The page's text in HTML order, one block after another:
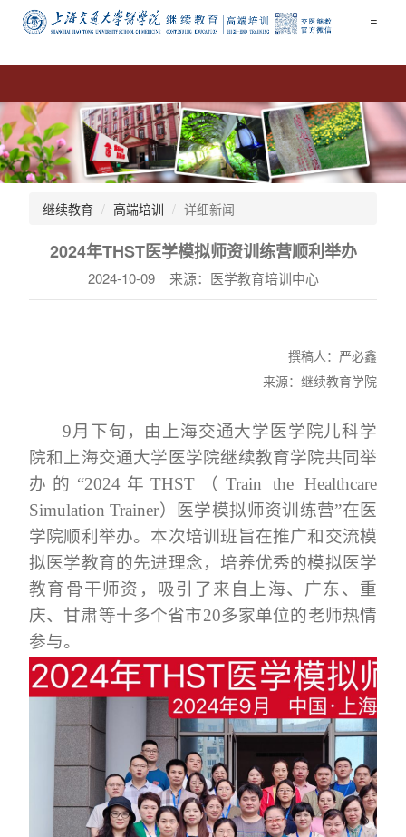
=
继续教育 高端培训 详细新闻
2024年THST医学模拟师资训练营顺利举办
2024-10-09 来源：医学教育培训中心
撰稿人：严必鑫
来源：继续教育学院
9月下旬，由上海交通大学医学院儿科学
院和上海交通大学医学院继续教育学院共同举
办的“2024年THST（Train the Healthcare
Simulation Trainer）医学模拟师资训练营”在医
学院顺利举办。本次培训班旨在推广和交流模
拟医学教育的先进理念，培养优秀的模拟医学
教育骨干师资，吸引了来自上海、广东、重
庆、甘肃等十多个省市20多家单位的老师热情
参与。